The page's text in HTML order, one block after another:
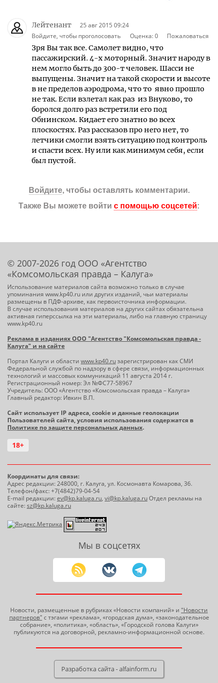
Лейтенант
25 авг 2015 09:24
Войдите, чтобы проголосовать
Оценка:0 Пожаловаться
Зря Вы так все. Самолет видно, что
пассажирский. 4-х моторный. Значит народу в
нем могло быть до 300-т человек. Шасси не
выпущены. Значит на такой скорости и высоте
в не пределов аэродрома, что то явно прошло
не так. Если взлетал как раз из Внуково, то
боролся долго раз встретили его под
Обнинском. Кидает его знатно во всех
плоскостях. Раз рассказов про него нет, то
летчики смогли взять ситуацию под контроль
и спасти всех. Ну или как минимум себя, если
был пустой.
Войдите, чтобы оставлять комментарии.
Также Вы можете войти с помощью соцсетей:
© 2007-2026 год ООО «Агентство
«Комсомольская правда – Калуга»
Использование материалов сайта возможно только в случае
упоминания www.kp40.ru или других изданий, чьи материалы
размещены в ПДФ-архиве, как первоисточника информации.
В случае использования материалов на других сайтах обязательна
активная гиперссылка на эти материалы, либо на главную страницу
www.kp40.ru
Реклама в изданиях ООО "Агентство "Комсомольская правда -
Калуга" и на сайте
Портал Калуги и области www.kp40.ruзарегистрирован как СМИ
Федеральной службой по надзору в сфере связи, информационных
технологий и массовых коммуникаций 11 августа 2014 г.
Регистрационный номер: Эл №ФС77-58967
Учредитель: ООО «Агентство «Комсомольская правда – Калуга»
Главный редактор: Ивкин В.П.
Сайт использует IP адреса, cookie и данные геолокации
Пользователей сайта, условия использования содержатся в
Политике по защите персональных данных.
18+
Координаты для связи:
Адрес редакции: 248000, г. Калуга, ул. Космонавта Комарова, 36.
Телефон/факс: +7(4842)79-04-54
E-mail редакции:ev@kp.kaluga.ru, vi@kp.kaluga.ruОтдел рекламы на
сайте:sz@kp.kaluga.ru
Мы в соцсетях
Новости, размещенные в рубриках «Новости компаний» и "Новости
партнеров" с тэгами «реклама», «городская дума», «законодательное
собрание», «политика», «область», «Городской голова Калуги»
публикуются на договорной, рекламно-информационной основе.
Разработка сайта - alfainform.ru